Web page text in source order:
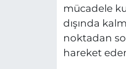
mücadele
dışında
noktadan
hareket